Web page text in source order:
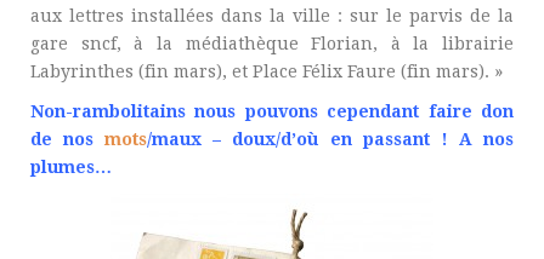
aux lettres installées dans la ville : sur le parvis de la
gare sncf, à la médiathèque Florian, à la librairie
Labyrinthes (fin mars), et Place Félix Faure (fin mars). »
Non-rambolitains nous pouvons cependant faire don
de nosmots/maux – doux/d’où en passant ! A nos
plumes…